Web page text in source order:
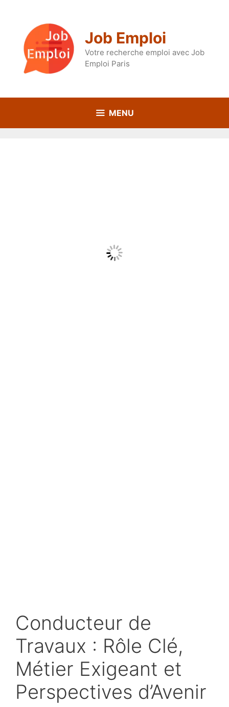
Job Emploi
Votre recherche emploi avec Job
Emploi Paris
MENU
Conducteur de
Travaux : Rôle Clé,
Métier Exigeant et
Perspectives d’Avenir